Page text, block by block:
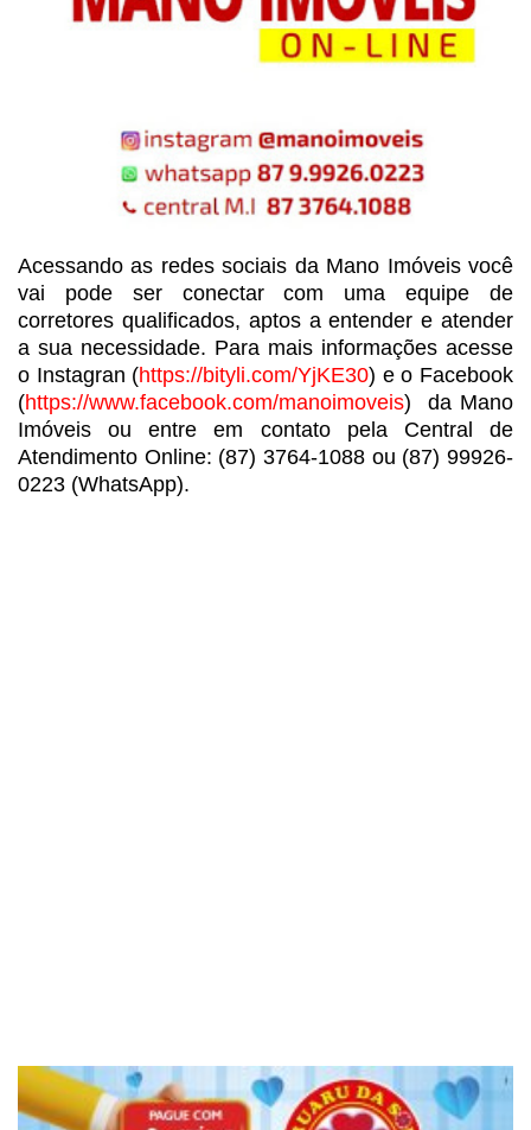
Acessando as redes sociais daMano Imóveis você
vai pode ser conectar com uma equipe de
corretores qualificados, aptos a entender e atender
a sua necessidade. Para mais informações acesse
o Instagran (https://bityli.com/YjKE30) e o Facebook
(https://www.facebook.com/manoimoveis) da Mano
Imóveis ou entre em contato pela Central de
Atendimento Online: (87) 3764-1088 ou (87) 99926-
0223 (WhatsApp).